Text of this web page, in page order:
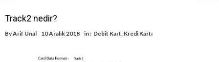
Track2 nedir?
ByArif Ünal 10 Aralık 2018 in : Debit Kart, Kredi Kartı